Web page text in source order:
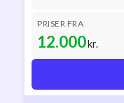
PRISER FRA
12.000kr.